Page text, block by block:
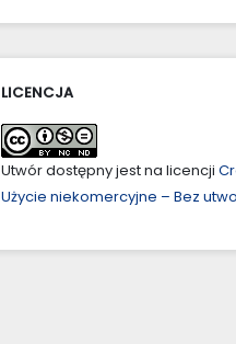
LICENCJA
Utwór dostępny jest na licencji
Użycie niekomercyjne – Bez